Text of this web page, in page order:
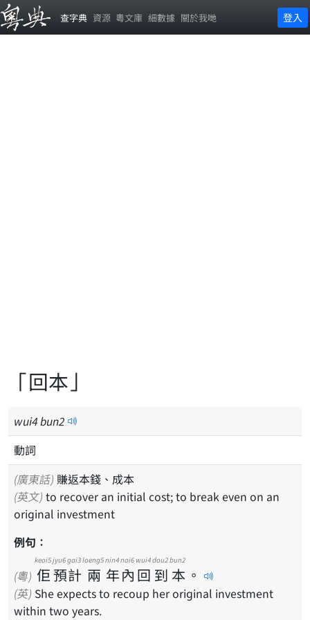
查字典 資源 粵文庫 細數據 關於我哋 登入
「回本」
wui4bun2
動詞
(廣東話) 賺返本錢、成本
(英文)
original investment
例句：
(粵) 佢
keoi5
預
jyu6
計
gai3
兩
loeng5
年
nin4
內
noi6
回
wui4
到
dou2
本
bun2
。
(英) She expects to recoup her original investment
within two years.